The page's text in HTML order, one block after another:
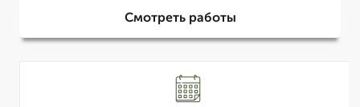
Смотреть работы